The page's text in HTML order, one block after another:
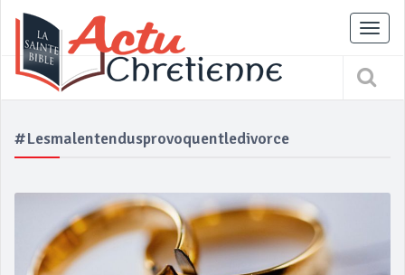
#lesmalentendusprovoquentledivorce